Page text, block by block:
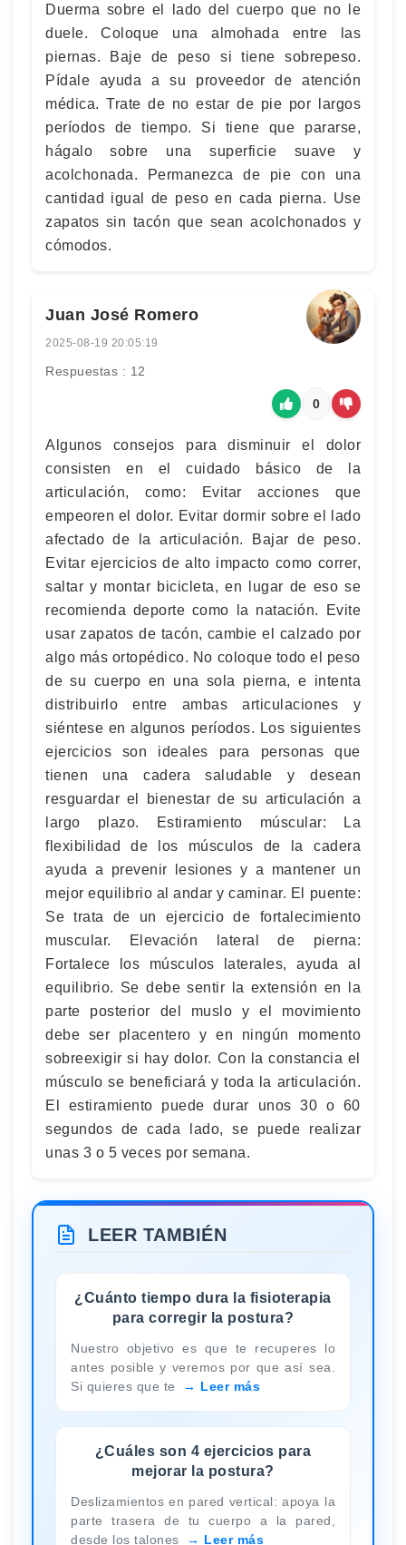
Duerma sobre el lado del cuerpo que no le
duele. Coloque una almohada entre las
piernas. Baje de peso si tiene sobrepeso.
Pídale ayuda a su proveedor de atención
médica. Trate de no estar de pie por largos
períodos de tiempo. Si tiene que pararse,
hágalo sobre una superficie suave y
acolchonada. Permanezca de pie con una
cantidad igual de peso en cada pierna. Use
zapatos sin tacón que sean acolchonados y
cómodos.
Juan José Romero
2025-08-19 20:05:19
Respuestas : 12
0
Algunos consejos para disminuir el dolor
consisten en el cuidado básico de la
articulación, como: Evitar acciones que
empeoren el dolor. Evitar dormir sobre el lado
afectado de la articulación. Bajar de peso.
Evitar ejercicios de alto impacto como correr,
saltar y montar bicicleta, en lugar de eso se
recomienda deporte como la natación. Evite
usar zapatos de tacón, cambie el calzado por
algo más ortopédico. No coloque todo el peso
de su cuerpo en una sola pierna, e intenta
distribuirlo entre ambas articulaciones y
siéntese en algunos períodos. Los siguientes
ejercicios son ideales para personas que
tienen una cadera saludable y desean
resguardar el bienestar de su articulación a
largo plazo. Estiramiento múscular: La
flexibilidad de los músculos de la cadera
ayuda a prevenir lesiones y a mantener un
mejor equilibrio al andar y caminar. El puente:
Se trata de un ejercicio de fortalecimiento
muscular. Elevación lateral de pierna:
Fortalece los músculos laterales, ayuda al
equilibrio. Se debe sentir la extensión en la
parte posterior del muslo y el movimiento
debe ser placentero y en ningún momento
sobreexigir si hay dolor. Con la constancia el
músculo se beneficiará y toda la articulación.
El estiramiento puede durar unos 30 o 60
segundos de cada lado, se puede realizar
unas 3 o 5 veces por semana.
LEER TAMBIÉN
¿Cuánto tiempo dura la fisioterapia
para corregir la postura?
Nuestro objetivo es que te recuperes lo
antes posible y veremos por que así sea.
Si quieres que te
Leer más
¿Cuáles son 4 ejercicios para
mejorar la postura?
Deslizamientos en pared vertical: apoya la
parte trasera de tu cuerpo a la pared,
desde los talones
Leer más